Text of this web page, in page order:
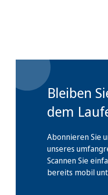
Bleiben
dem
Abonnieren Sie
unseres
Scannen Sie
bereits mobil